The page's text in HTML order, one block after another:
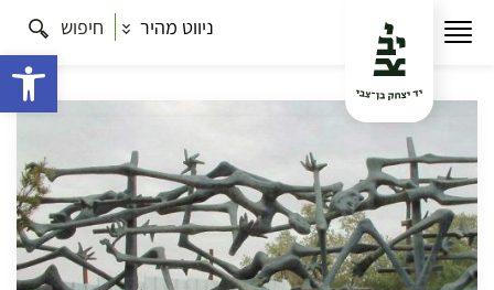
ניווט מהיר חיפוש כל הסיורים
יד ושם: אמנות, עיצוב